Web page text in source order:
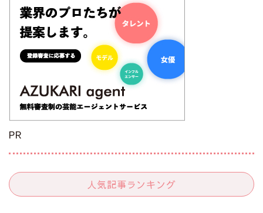
PR
人気記事ランキング